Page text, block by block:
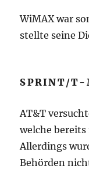
WiMAX war
stellte seine
SPRINT/T-
AT&T
welche
Allerdings
Behörden